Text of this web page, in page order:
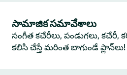
సామాజిక సమావేశాలు
సంగీత కచేరీలు, పండుగలు, కచేరీ,
కలిసి చేస్తే మరింత బాగుండే ప్లాన్‌లు!